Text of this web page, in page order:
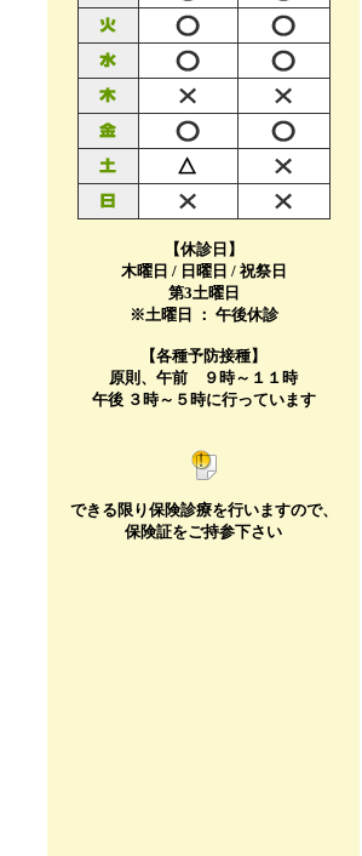
【休診日】
木曜日 / 日曜日 / 祝祭日
第3土曜日
※土曜日 ： 午後休診
【各種予防接種】
原則、午前 ９時～１１時
午後 ３時～５時に行っています
できる限り保険診療を行いますので、
保険証をご持参下さい